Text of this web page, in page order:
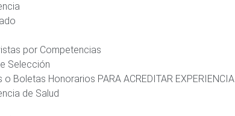
por Competencias
Selección
Boletas Honorarios PARA ACREDITAR EXPERIENCIA
de Salud